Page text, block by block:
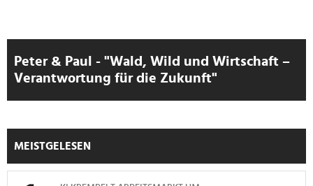
Peter & Paul - "Wald, Wild und Wirtschaft –
Verantwortung für die Zukunft"
MEISTGELESEN